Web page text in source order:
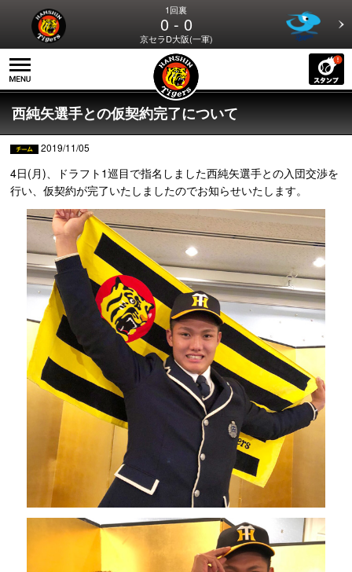
1回裏
0 - 0
京セラD大阪(一軍)
西純矢選手との仮契約完了について
2019/11/05
4日(月)、ドラフト1巡目で指名しました西純矢選手との入団交渉を
行い、仮契約が完了いたしましたのでお知らせいたします。